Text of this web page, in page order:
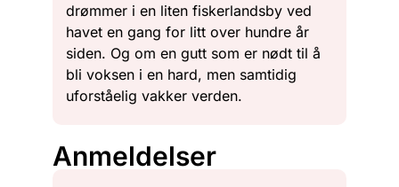
drømmer i en liten fiskerlandsby ved
havet en gang for litt over hundre år
siden. Og om en gutt som er nødt til å
bli voksen i en hard, men samtidig
uforståelig vakker verden.
Anmeldelser